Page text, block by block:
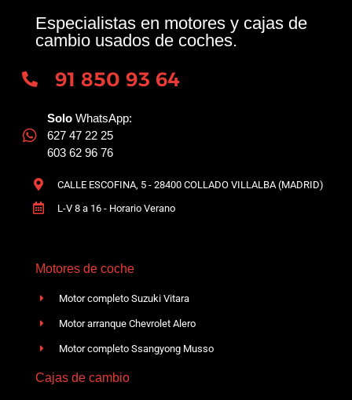
Especialistas en motores y cajas de
cambio usados de coches.
91 850 93 64
Solo WhatsApp:
627 47 22 25
603 62 96 76
CALLE ESCOFINA, 5 - 28400 COLLADO VILLALBA (MADRID)
L-V 8 a 16 - Horario Verano
Motores de coche
Motor completo Suzuki Vitara
Motor arranque Chevrolet Alero
Motor completo Ssangyong Musso
Cajas de cambio